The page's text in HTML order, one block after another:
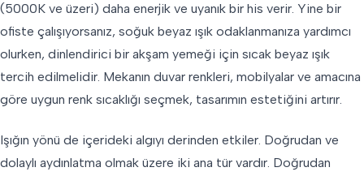
(5000K ve üzeri) daha enerjik ve uyanık bir his verir. Yine bir
ofiste çalışıyorsanız, soğuk beyaz ışık odaklanmanıza yardımcı
olurken, dinlendirici bir akşam yemeği için sıcak beyaz ışık
tercih edilmelidir. Mekanın duvar renkleri, mobilyalar ve amacına
göre uygun renk sıcaklığı seçmek, tasarımın estetiğini artırır.
Işığın yönü de içerideki algıyı derinden etkiler. Doğrudan ve
dolaylı aydınlatma olmak üzere iki ana tür vardır. Doğrudan